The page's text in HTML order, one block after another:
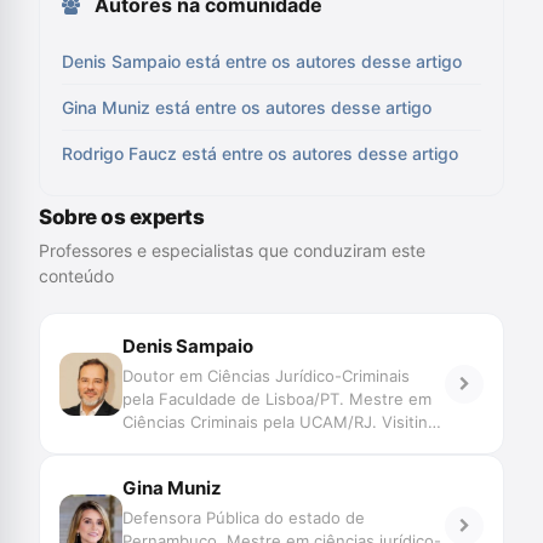
Autores na comunidade
Denis Sampaio está entre os autores desse artigo
Gina Muniz está entre os autores desse artigo
Rodrigo Faucz está entre os autores desse artigo
Sobre os experts
Professores e especialistas que conduziram este
conteúdo
Denis Sampaio
Doutor em Ciências Jurídico-Criminais
pela Faculdade de Lisboa/PT. Mestre em
Ciências Criminais pela UCAM/RJ. Visiting
em Direito Penal e Ciências Criminais da
Faculdade de Lisboa/PT. Professor de
Processo Penal (Pós- Graduação PUC.
Gina Muniz
Defensora Pública do estado de